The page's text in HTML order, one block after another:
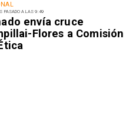
PASADO A LAS 9:49
envía cruce
Flores a Comisión